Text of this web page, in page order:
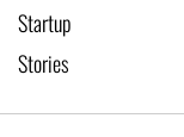
Startup
Stories